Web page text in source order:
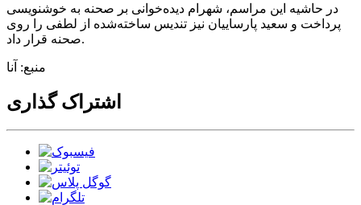
در حاشیه این مراسم، شهرام دیده‌خوانی بر صحنه به خوشنویسی
پرداخت و سعید پارساییان نیز تندیس ساخته‌شده از لطفی را روی
صحنه قرار داد.
منبع: آنا
اشتراک گذاری